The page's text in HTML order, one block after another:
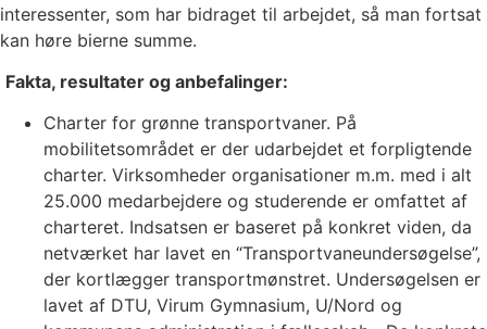
interessenter, som har bidraget til arbejdet, så man fortsat
kan høre bierne summe.
Fakta, resultater og anbefalinger:
Charter for grønne transportvaner. På
mobilitetsområdet er der udarbejdet et forpligtende
charter. Virksomheder organisationer m.m. med i alt
25.000 medarbejdere og studerende er omfattet af
charteret. Indsatsen er baseret på konkret viden, da
netværket har lavet en “Transportvaneundersøgelse”,
der kortlægger transportmønstret. Undersøgelsen er
lavet af DTU, Virum Gymnasium, U/Nord og